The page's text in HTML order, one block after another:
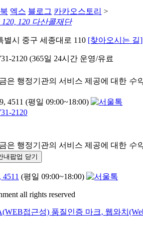
엑스 블로그 카카오스토리 >
120 다산콜재단
별시 중구 세종대로 110 [찾아오시는 길]
2120 (365일 24시간 운영/유료
은 행정기관의 서비스 제공에 대한 수
4511 (평일 09:00~18:00)
2120
은 행정기관의 서비스 제공에 대한 수
내팝업 닫기
4511 (평일 09:00~18:00)
all rights reserved